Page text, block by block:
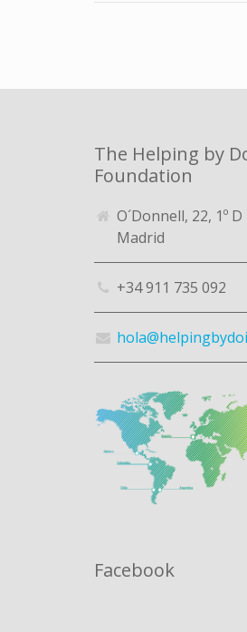
The Helping by
Foundation
O´Donnell, 22, 1º
Madrid
+34 911 735 092
Facebook